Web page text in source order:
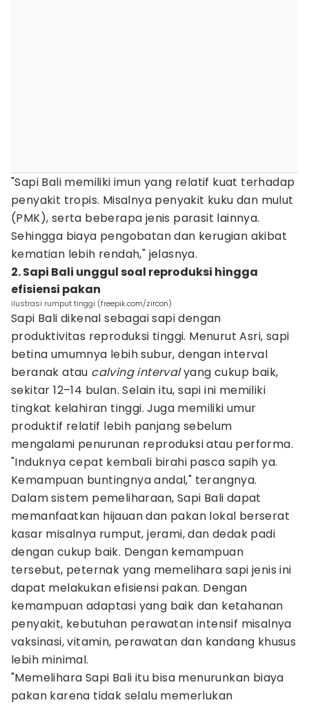
"Sapi Bali memiliki imun yang relatif kuat terhadap
penyakit tropis. Misalnya penyakit kuku dan mulut
(PMK), serta beberapa jenis parasit lainnya.
Sehingga biaya pengobatan dan kerugian akibat
kematian lebih rendah," jelasnya.
2. Sapi Bali unggul soal reproduksi hingga
efisiensi pakan
ilustrasi rumput tinggi (freepik.com/zircon)
Sapi Bali dikenal sebagai sapi dengan
produktivitas reproduksi tinggi. Menurut Asri, sapi
betina umumnya lebih subur, dengan interval
beranak atau calving intervalyang cukup baik,
sekitar 12–14 bulan. Selain itu, sapi ini memiliki
tingkat kelahiran tinggi. Juga memiliki umur
produktif relatif lebih panjang sebelum
mengalami penurunan reproduksi atau performa.
"Induknya cepat kembali birahi pasca sapih ya.
Kemampuan buntingnya andal," terangnya.
Dalam sistem pemeliharaan, Sapi Bali dapat
memanfaatkan hijauan dan pakan lokal berserat
kasar misalnya rumput, jerami, dan dedak padi
dengan cukup baik. Dengan kemampuan
tersebut, peternak yang memelihara sapi jenis ini
dapat melakukan efisiensi pakan. Dengan
kemampuan adaptasi yang baik dan ketahanan
penyakit, kebutuhan perawatan intensif misalnya
vaksinasi, vitamin, perawatan dan kandang khusus
lebih minimal.
"Memelihara Sapi Bali itu bisa menurunkan biaya
pakan karena tidak selalu memerlukan